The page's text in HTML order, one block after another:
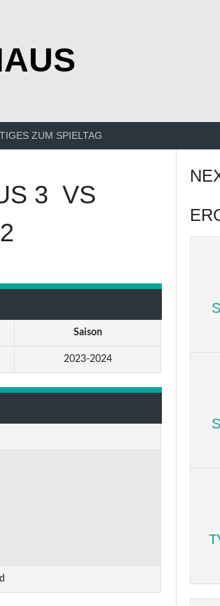
ZUM SPIELTAG
3 VS
Saison
2023-2024